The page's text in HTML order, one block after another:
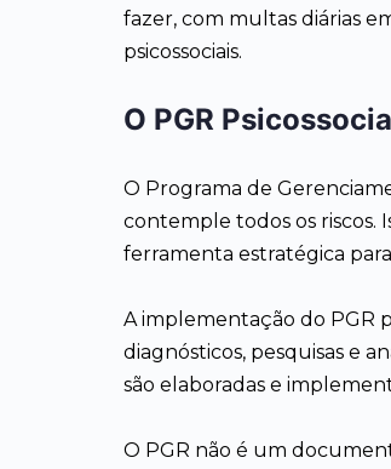
fazer, com multas diárias
psicossociais.
O PGR
O Programa de
contemple todos os riscos.
ferramenta estratégica
A implementação do PGR
diagnósticos, pesquisas e
são elaboradas e
O PGR não é um